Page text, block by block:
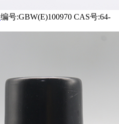
编号:GBW(E)100970 CAS号:64-